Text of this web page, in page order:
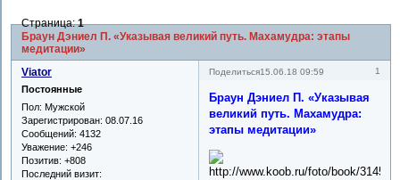
Браун Дэниел П. «Указывая великий путь. Махамудра: этапы
медитации»
Страница:1
Поделиться 1
15.06.18 09:59
Viator
Постоянные
Пол: Мужской
Зарегистрирован: 08.07.16
Сообщений: 4132
Уважение: +246
Позитив: +808
Последний визит:
Браун Дэниел П. «Указывая
великий путь. Махамудра:
этапы медитации»